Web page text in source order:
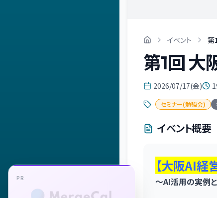
イベント 第
第1回 大
2026/07/17(金)
セミナー(勉強会)
イベント概要
【大阪AI経
～AI活用の実例
PR